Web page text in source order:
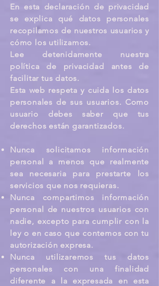
En esta declaración de privacidad
se explica qué datos personales
recopilamos de nuestros usuarios y
cómo los utilizamos.
Lee detenidamente nuestra
política de privacidad antes de
facilitar tus datos.
Esta web respeta y cuida los datos
personales de sus usuarios. Como
usuario debes saber que tus
derechos están garantizados.
Nunca solicitamos información
personal a menos que realmente
sea necesaria para prestarte los
servicios que nos requieras.
Nunca compartimos información
personal de nuestros usuarios con
nadie, excepto para cumplir con la
ley o en caso que contemos con tu
autorización expresa.
Nunca utilizaremos tus datos
personales con una finalidad
diferente a la expresada en esta